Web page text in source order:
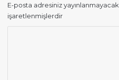
E-posta adresiniz yayınlanmayacak.
işaretlenmişlerdir